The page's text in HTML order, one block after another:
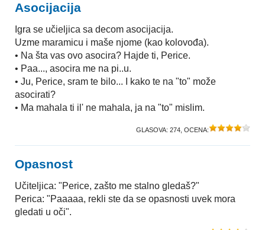
Asocijacija
Igra se učieljica sa decom asocijacija.
Uzme maramicu i maše njome (kao kolovođa).
• Na šta vas ovo asocira? Hajde ti, Perice.
• Paa..., asocira me na pi..u.
• Ju, Perice, sram te bilo... I kako te na "to" može
asocirati?
• Ma mahala ti il' ne mahala, ja na "to" mislim.
GLASOVA: 274 , OCENA:
Opasnost
Učiteljica: "Perice, zašto me stalno gledaš?"
Perica: "Paaaaa, rekli ste da se opasnosti uvek mora
gledati u oči".